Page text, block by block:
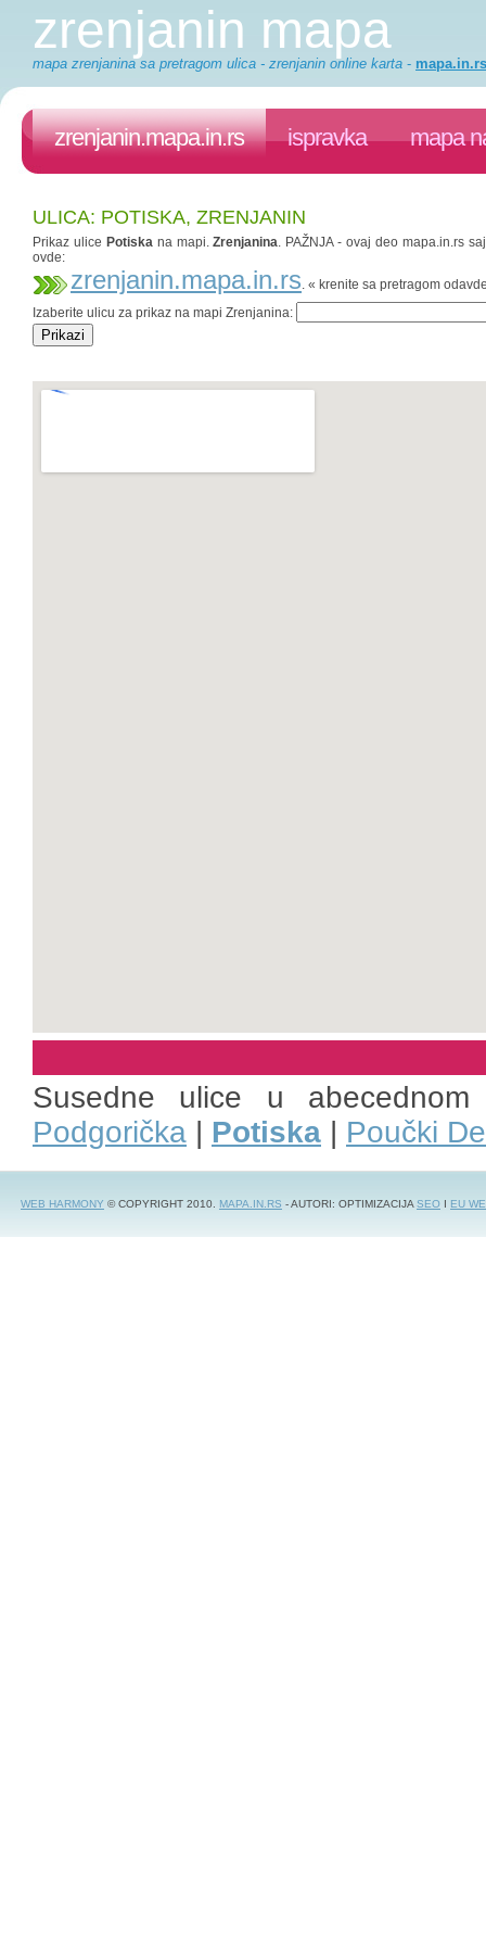
zrenjanin mapa
mapa zrenjanina sa pretragom ulica - zrenjanin online karta - mapa.in.rs
zrenjanin.mapa.in.rs ispravka mapa
ULICA: POTISKA, ZRENJANIN
Prikaz ulice Potiskana mapi.Zrenjanina. PAŽNJA - ovaj deo mapa.in.rs
ovde:
zrenjanin.mapa.in.rs. « krenite sa pretragom
Izaberite ulicu za prikaz na mapi Zrenjanina:
Susedne ulice u
Podgorička | Potiska | Poučki
WEB HARMONY © COPYRIGHT 2010. MAPA.IN.RS - AUTORI: OPTIMIZACIJASEO I EU